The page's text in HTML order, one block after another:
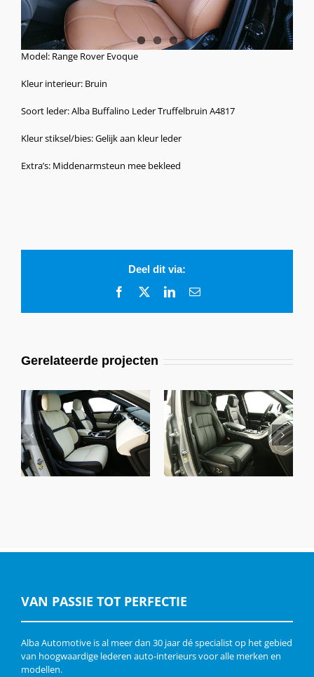
Model: Range Rover Evoque
Kleur interieur: Bruin
Soort leder: Alba Buffalino Leder Truffelbruin A4817
Kleur stiksel/bies: Gelijk aan kleur leder
Extra’s: Middenarmsteun mee bekleed
Deel dit via:
Facebook LinkedIn
E-
Gerelateerde projecten
Range Rover Velar,
Alba Buffalino Leder
Zwart en Wit
Range Rover Sport,
Alba Nappa Leder
Zwart Met Perforatie
VAN PASSIE TOT PERFECTIE
Alba Automotive is al meer dan 30 jaar dé specialist op het gebied
van hoogwaardige lederen auto-interieurs voor alle merken en
modellen.